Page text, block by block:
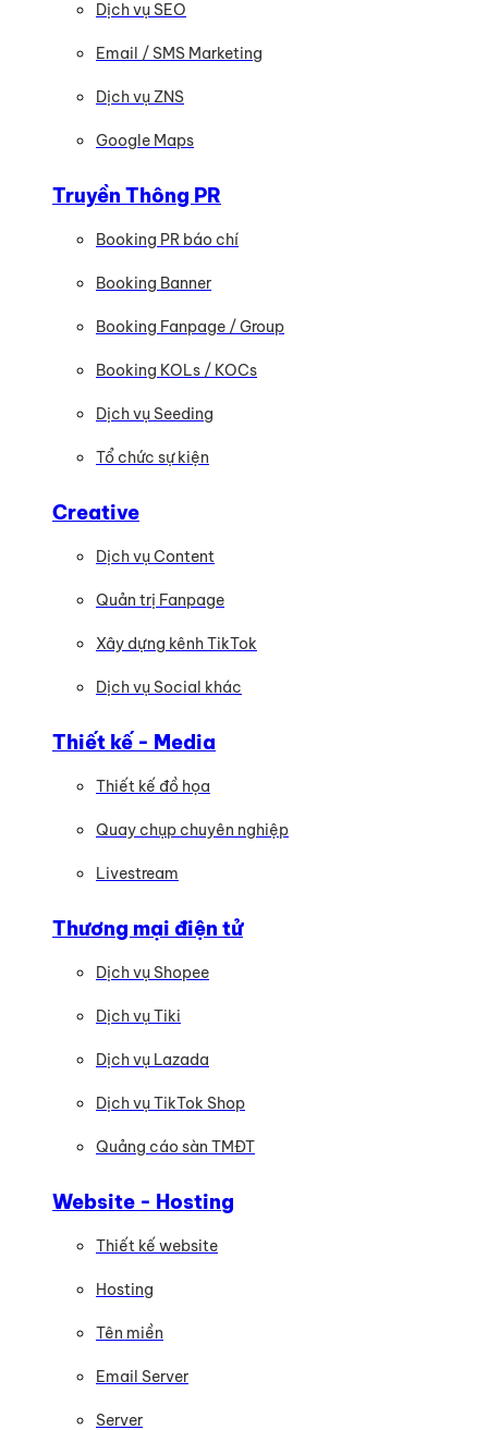
Dịch vụ SEO
Email / SMS Marketing
Dịch vụ ZNS
Google Maps
Truyền Thông PR
Booking PR báo chí
Booking Banner
Booking Fanpage / Group
Booking KOLs / KOCs
Dịch vụ Seeding
Tổ chức sự kiện
Creative
Dịch vụ Content
Quản trị Fanpage
Xây dựng kênh TikTok
Dịch vụ Social khác
Thiết kế - Media
Thiết kế đồ họa
Quay chụp chuyên nghiệp
Livestream
Thương mại điện tử
Dịch vụ Shopee
Dịch vụ Tiki
Dịch vụ Lazada
Dịch vụ TikTok Shop
Quảng cáo sàn TMĐT
Website - Hosting
Thiết kế website
Hosting
Tên miền
Email Server
Server